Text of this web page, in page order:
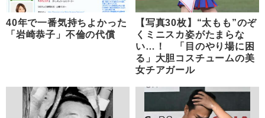
40年で一番気持ちよかった
「岩崎恭子」不倫の代償
【写真30枚】“太もも”のぞ
くミニスカ姿がたまらな
い…！ 「目のやり場に困
る」大胆コスチュームの美
女チアガール